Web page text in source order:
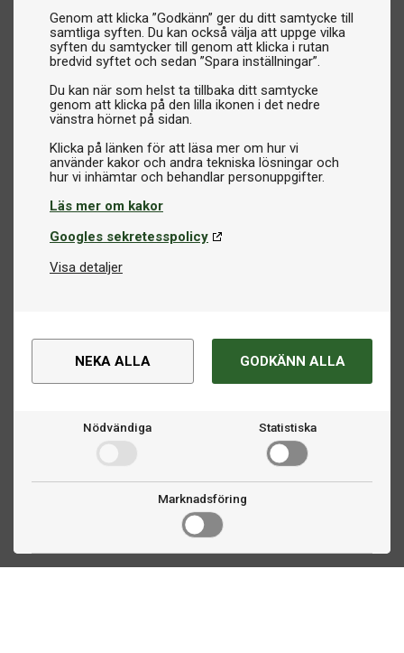
Genom att klicka ”Godkänn” ger du ditt samtycke till
samtliga syften. Du kan också välja att uppge vilka
syften du samtycker till genom att klicka i rutan
bredvid syftet och sedan ”Spara inställningar”.
Du kan när som helst ta tillbaka ditt samtycke
genom att klicka på den lilla ikonen i det nedre
vänstra hörnet på sidan.
Klicka på länken för att läsa mer om hur vi
använder kakor och andra tekniska lösningar och
Läs mer om kakor
Googles sekretesspolicy
Visa detaljer
NEKA ALLA GODKÄNN ALLA
Nödvändiga Statistiska
Marknadsföring